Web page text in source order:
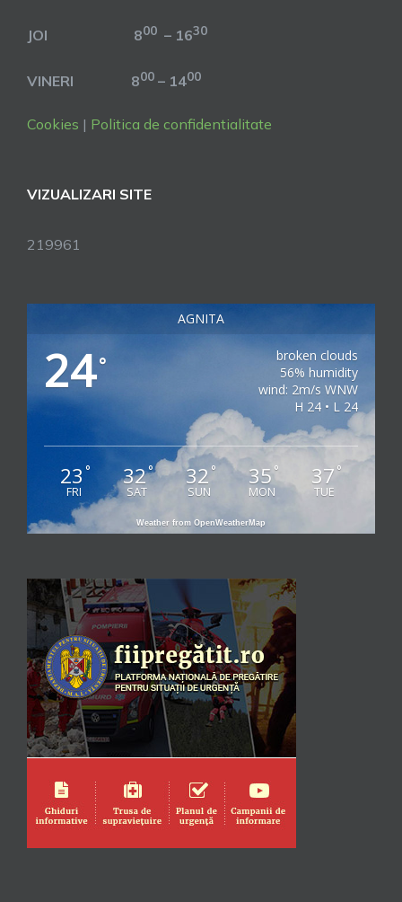
JOI 800 – 1630
VINERI 800 – 1400
Cookies | Politica de confidentialitate
VIZUALIZARI SITE
219961
AGNITA
24°
broken clouds
56% humidity
wind: 2m/s WNW
H 24 • L 24
23 °
FRI
32°
SAT
32°
SUN
35 °
MON
37 °
TUE
Weather from OpenWeatherMap